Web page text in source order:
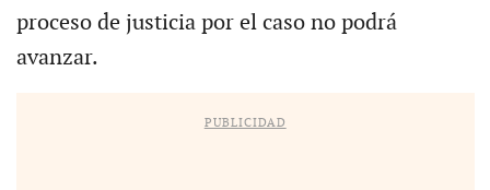
proceso de justicia por el caso no podrá
avanzar.
PUBLICIDAD